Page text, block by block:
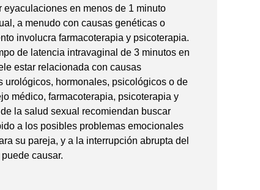
eyaculaciones en menos de 1 minuto
a menudo con causas genéticas o
involucra farmacoterapia y psicoterapia.
de latencia intravaginal de 3 minutos en
estar relacionada con causas
urológicos, hormonales, psicológicos o de
médico, farmacoterapia, psicoterapia y
la salud sexual recomiendan buscar
a los posibles problemas emocionales
su pareja, y a la interrupción abrupta del
causar.